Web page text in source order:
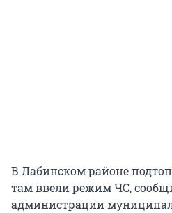
В Лабинском районе
там ввели режим ЧС,
администрации